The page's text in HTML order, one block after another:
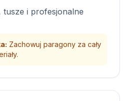
tusze i profesjonalne
: Zachowuj paragony za cały